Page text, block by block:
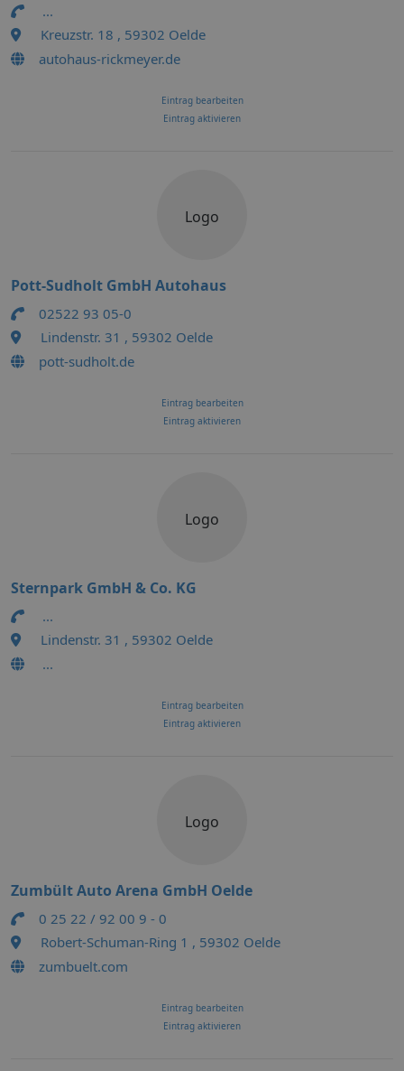
...
Kreuzstr. 18 , 59302 Oelde
autohaus-rickmeyer.de
Eintrag bearbeiten
Eintrag aktivieren
Logo
Pott-Sudholt GmbH Autohaus
02522 93 05-0
Lindenstr. 31 , 59302 Oelde
pott-sudholt.de
Eintrag bearbeiten
Eintrag aktivieren
Logo
Sternpark GmbH & Co. KG
...
Lindenstr. 31 , 59302 Oelde
...
Eintrag bearbeiten
Eintrag aktivieren
Logo
Zumbült Auto Arena GmbH Oelde
0 25 22 / 92 00 9 - 0
Robert-Schuman-Ring 1 , 59302 Oelde
zumbuelt.com
Eintrag bearbeiten
Eintrag aktivieren